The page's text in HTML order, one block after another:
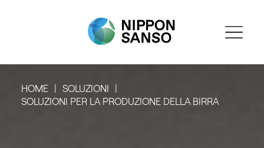
HOME
SOLUZIONI
SOLUZIONI PER LA PRODUZIONE DELLA BIRRA